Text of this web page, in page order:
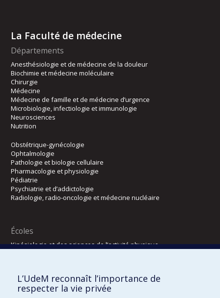
La Faculté de médecine
Départements
Anesthésiologie et de médecine de la douleur
Biochimie et médecine moléculaire
Chirurgie
Médecine
Médecine de famille et de médecine d’urgence
Microbiologie, infectiologie et immunologie
Neurosciences
Nutrition
Obstétrique-gynécologie
Ophtalmologie
Pathologie et biologie cellulaire
Pharmacologie et physiologie
Pédiatrie
Psychiatrie et d’addictologie
Radiologie, radio-oncologie et médecine nucléaire
Écoles
Kinésiologie et des sciences de l’activité physique
Directions
L’UdeM reconnaît l’importance de
respecter la vie privée